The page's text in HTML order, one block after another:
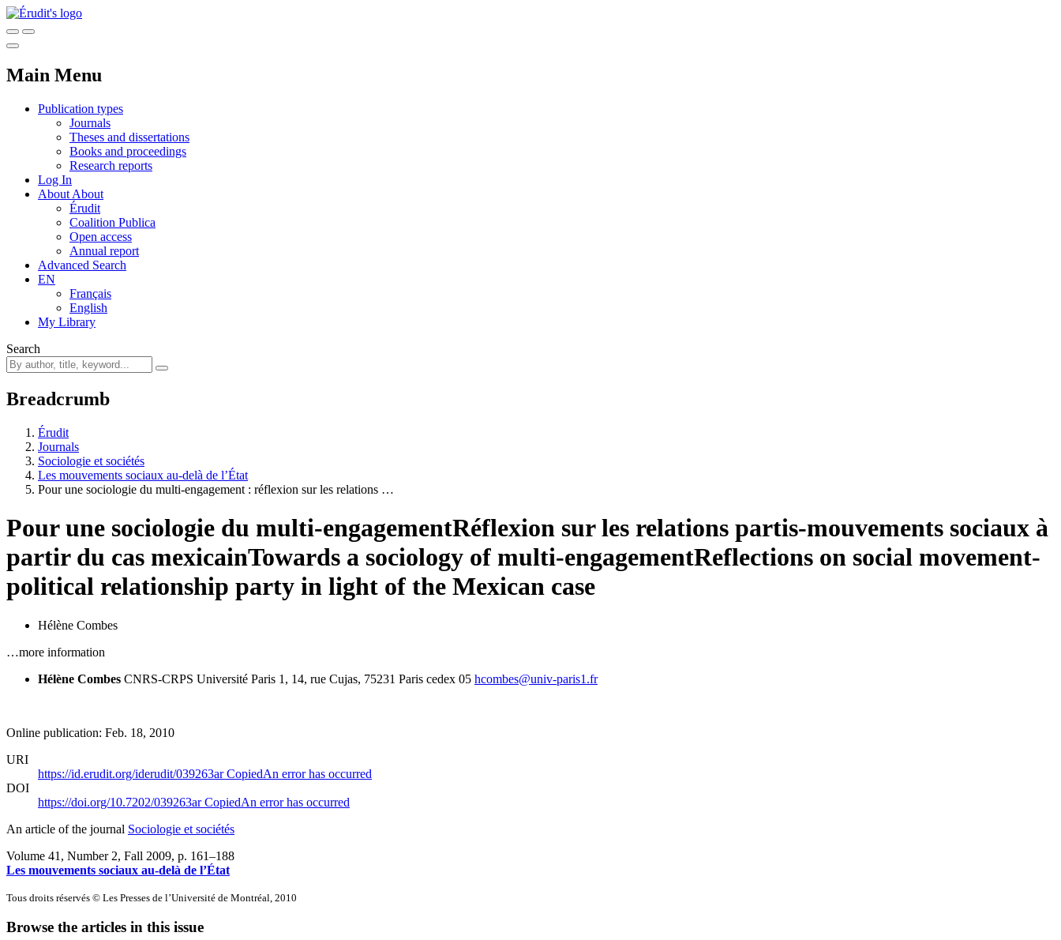
Main Menu
Publication types
Journals
Theses and dissertations
Books and proceedings
Research reports
Log In
About About
Érudit
Coalition Publica
Open access
Annual report
Advanced Search
EN
Français
English
My Library
Search
Breadcrumb
Érudit
Journals
Sociologie et sociétés
Les mouvements sociaux au-delà de l’État
Pour une sociologie du multi-engagement : réflexion sur les relations …
Pour une sociologie du multi-engagementRéflexion sur les relations partis-mouvements sociaux à
partir du cas mexicainTowards a sociology of multi-engagementReflections on social movement-
political relationship party in light of the Mexican case
Hélène Combes
…more information
Hélène Combes CNRS-CRPS Université Paris 1, 14, rue Cujas, 75231 Paris cedex 05 hcombes@univ-paris1.fr
Online publication: Feb. 18, 2010
URI
https://id.erudit.org/iderudit/039263arCopiedAn error has occurred
DOI
https://doi.org/10.7202/039263arCopiedAn error has occurred
An article of the journal Sociologie et sociétés
Volume 41, Number 2, Fall 2009, p. 161–188
Les mouvements sociaux au-delà de l’État
Tous droits réservés © Les Presses de l’Université de Montréal, 2010
Browse the articles in this issue